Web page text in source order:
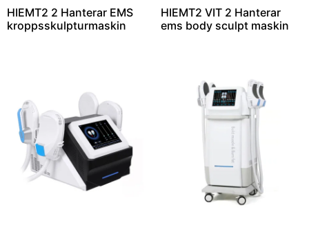
HIEMT2 2 Hanterar EMS
kroppsskulpturmaskin
HIEMT2 VIT 2 Hanterar
ems body sculpt maskin